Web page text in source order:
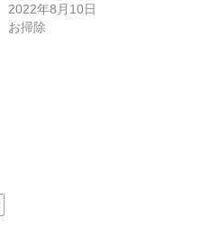
2022年8月10日
お掃除